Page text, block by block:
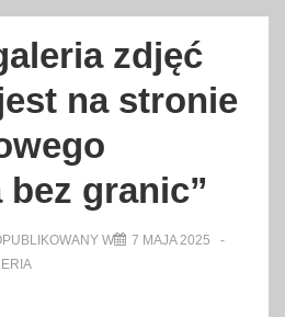
zdjęć
na stronie
bez granic”
W
7 MAJA 2025